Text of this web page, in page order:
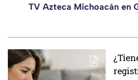
TV Azteca Michoacán en